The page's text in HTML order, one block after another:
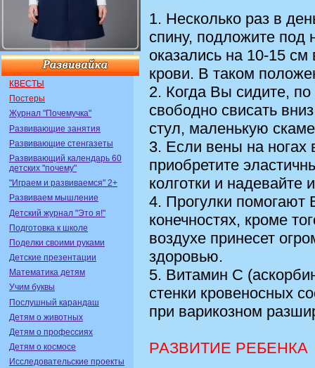
КВЕСТЫ
Постеры
Журнал "Почемучка"
Развивающие занятия
Развивающие стенгазеты
Развивающий календарь 60
детских "почему"
"Играем и развиваемся" 2+
Развиваем мышление
Детский журнал "Это я!"
Подготовка к школе
Поделки своими руками
Детские презентации
Математика детям
Учим буквы
Послушный карандаш
Детям о животных
Детям о профессиях
Детям о космосе
Исследовательские проекты
1. Несколько раз в
спину, подложите под
оказались на 10-15
крови. В таком
2. Когда Вы сидите,
свободно свисать
стул, маленькую
3. Если вены на ногах
приобретите
колготки и надевайте
4. Прогулки помогают
конечностях, кроме
воздухе принесет
здоровью.
5. Витамин С
стенки кровеносных
при варикозном
РАЗВИТИЕ РЕБЕНКА